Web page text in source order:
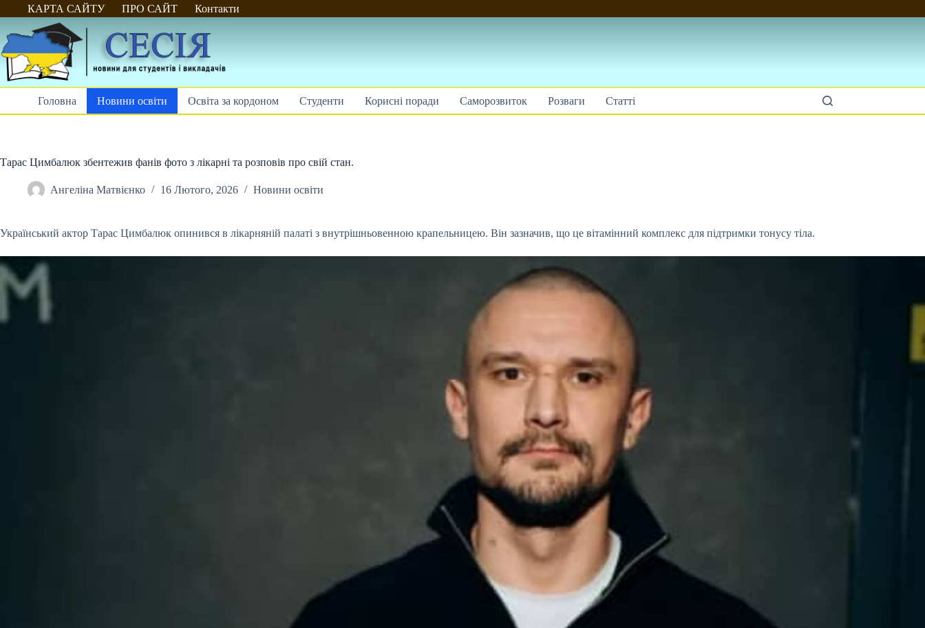
Перейти
до
КАРТА САЙТУ ПРО САЙТ Контакти
Головна Новини освіти Освіта за кордоном Студенти Корисні поради Саморозвиток Розваги Статті
Тарас Цимбалюк збентежив фанів фото з лікарні та розповів про свій стан.
Ангеліна Матвієнко 16 Лютого, 2026 Новини освіти
Український актор Тарас Цимбалюк опинився в лікарняній палаті з внутрішньовенною крапельницею. Він зазначив, що це вітамінний комплекс для підтримки тонусу тіла.